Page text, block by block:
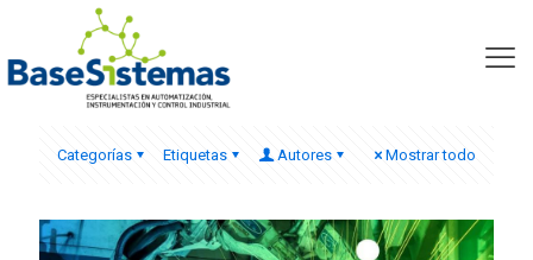
cp5613 siemens
Categorías Etiquetas Autores Mostrar todo